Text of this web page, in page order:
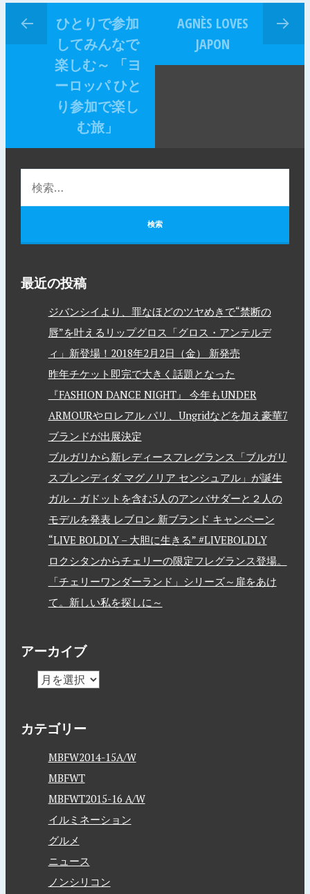
ひとりで参加
してみんなで
楽しむ～ 「ヨ
ーロッパ ひと
り参加で楽し
む旅」
AGNÈS LOVES
JAPON
最近の投稿
ジバンシイより、罪なほどのツヤめきで“禁断の
唇”を叶えるリップグロス「グロス・アンテルデ
ィ」新登場！2018年2月2日（金） 新発売
昨年チケット即完で大きく話題となった
『FASHION DANCE NIGHT』 今年もUNDER
ARMOURやロレアル パリ、Ungridなどを加え豪華7
ブランドが出展決定
ブルガリから新レディースフレグランス「ブルガリ
スプレンディダ マグノリア センシュアル」が誕生
ガル・ガドットを含む5人のアンバサダーと２人の
モデルを発表 レブロン 新ブランド キャンペーン
“LIVE BOLDLY – 大胆に生きる” #LIVEBOLDLY
ロクシタンからチェリーの限定フレグランス登場。
「チェリーワンダーランド」シリーズ～扉をあけ
て。新しい私を探しに～
アーカイブ
カテゴリー
MBFW2014-15A/W
MBFWT
MBFWT2015-16 A/W
イルミネーション
グルメ
ニュース
ノンシリコン